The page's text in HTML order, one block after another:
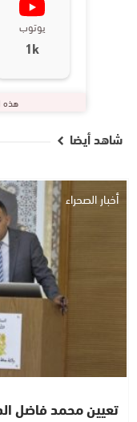
يوتوب
1k
هذه
شاهد أيضا
أخبار الصحراء
تعيين محمد فاضل